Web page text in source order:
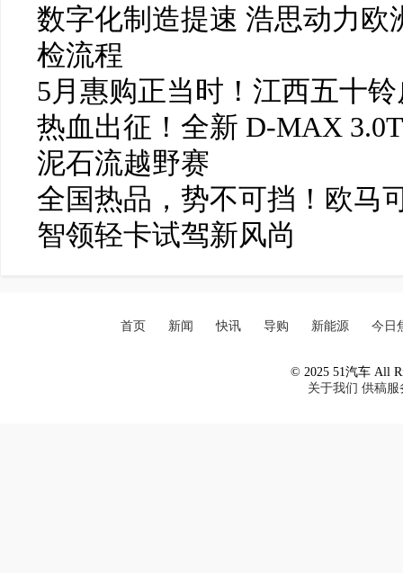
数字化制造提速 浩思动力
检流程
5月惠购正当时！江西五十
热血出征！全新 D-MAX
泥石流越野赛
全国热品，势不可挡！欧马
智领轻卡试驾新风尚
首页 新闻 快讯 导购 新能源 今日
© 2025 51汽车 All
关于我们 供稿服